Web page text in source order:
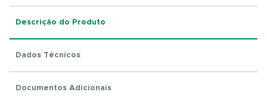
R$ 0,01
Descrição do Produto
Dados Técnicos
Documentos Adicionais